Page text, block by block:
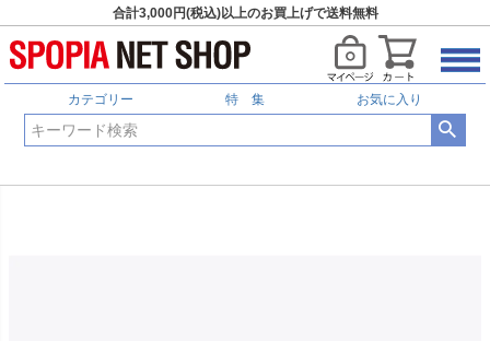
合計3,000円(税込)以上のお買上げで送料無料
カテゴリー 特 集 お気に入り